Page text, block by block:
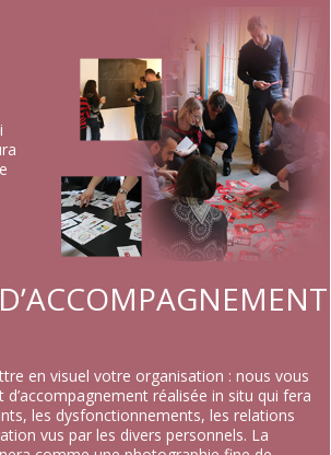
en visuel votre organisation : nous vous
réalisée in situ qui fera
les dysfonctionnements, les relations
vus par les divers personnels. La